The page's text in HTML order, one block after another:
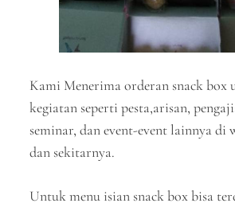
Kami Menerima orderan snack box
kegiatan seperti pesta,arisan,
seminar, dan event-event lainnya di
dan sekitarnya.
Untuk menu isian snack box bisa